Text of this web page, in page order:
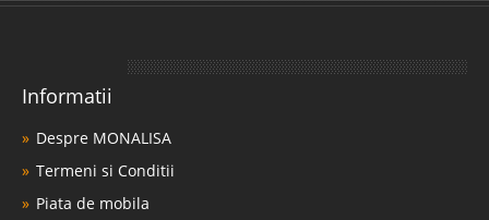
Informatii
Despre MONALISA
Termeni si Conditii
Piata de mobila